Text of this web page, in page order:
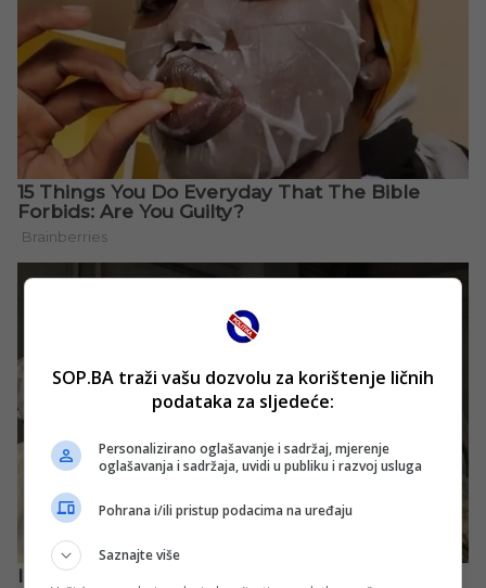
SOP.BA traži vašu dozvolu za korištenje ličnih
podataka za sljedeće:
Personalizirano oglašavanje i sadržaj, mjerenje
oglašavanja i sadržaja, uvidi u publiku i razvoj usluga
Pohrana i/ili pristup podacima na uređaju
Saznajte više